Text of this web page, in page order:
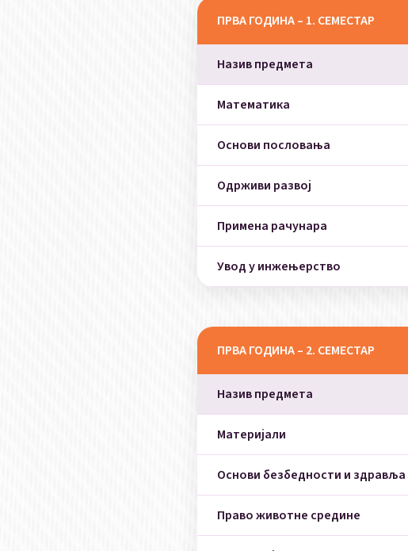
ПРВА ГОДИНА – 1. СЕМЕСТАР
Назив предмета
Математика
Основи пословања
Одрживи развој
Примена рачунара
Увод у инжењерство
ПРВА ГОДИНА – 2. СЕМЕСТАР
Назив предмета
Материјали
Основи безбедности и здравља
Право животне средине